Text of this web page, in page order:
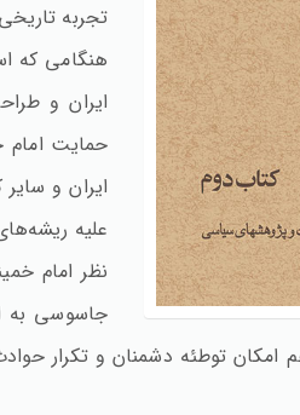
تجربه تاریخی 28 مرداد 1332 در داخل کشور ادامه
هنگامی که
ایران و
حمایت امام
ایران و
علیه
نظر امام
جاسوسی به
امکان توطئه دشمنان و تکرار